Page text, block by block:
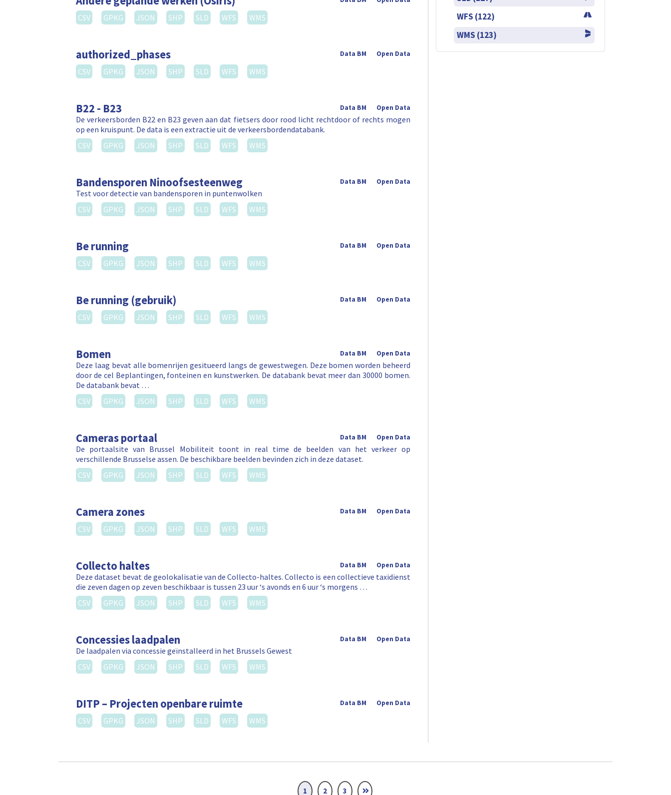
CSV GPKG JSON SHP SLD WFS WMS
authorized_phases Open Data
Data BM
CSV GPKG JSON SHP SLD WFS WMS
B22 - B23 Open Data
Data BM
De verkeersborden B22 en B23 geven aan dat fietsers door rood licht rechtdoor of rechts mogen
op een kruispunt. De data is een extractie uit de verkeersbordendatabank.
CSV
GPKG JSON SHP SLD WFS WMS
Bandensporen Ninoofsesteenweg Open Data
Data BM
Test voor detectie van bandensporen in puntenwolken
CSV
GPKG JSON SHP SLD WFS WMS
Be running Open Data
Data BM
CSV GPKG JSON SHP SLD WFS WMS
Be running (gebruik) Open Data
Data BM
CSV GPKG JSON SHP SLD WFS WMS
Bomen Open Data
Data BM
Deze laag bevat alle bomenrijen gesitueerd langs de gewestwegen. Deze bomen worden beheerd
door de cel Beplantingen, fonteinen en kunstwerken. De databank bevat meer dan 30000 bomen.
De databank bevat …
CSV
GPKG JSON SHP SLD WFS WMS
Cameras portaal Open Data
Data BM
De portaalsite van Brussel Mobiliteit toont in real time de beelden van het verkeer op
verschillende Brusselse assen. De beschikbare beelden bevinden zich in deze dataset.
CSV
GPKG JSON SHP SLD WFS WMS
Camera zones Open Data
Data BM
CSV GPKG JSON SHP SLD WFS WMS
Collecto haltes Open Data
Data BM
Deze dataset bevat de geolokalisatie van de Collecto-haltes. Collecto is een collectieve taxidienst
die zeven dagen op zeven beschikbaar is tussen 23 uur ‘s avonds en 6 uur ‘s morgens …
CSV
GPKG JSON SHP SLD WFS WMS
Concessies laadpalen Open Data
Data BM
De laadpalen via concessie geïnstalleerd in het Brussels Gewest
CSV
GPKG JSON SHP SLD WFS WMS
DITP – Projecten openbare ruimte Open Data
Data BM
CSV GPKG JSON SHP SLD WFS WMS
WFS (122)
WMS (123)
1 2 3